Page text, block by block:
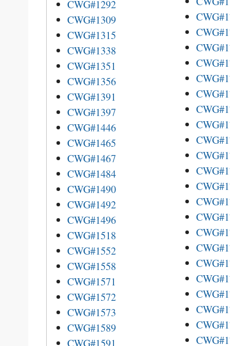
CWG#1292
CWG#1309
CWG#1315
CWG#1338
CWG#1351
CWG#1356
CWG#1391
CWG#1397
CWG#1446
CWG#1465
CWG#1467
CWG#1484
CWG#1490
CWG#1492
CWG#1496
CWG#1518
CWG#1552
CWG#1558
CWG#1571
CWG#1572
CWG#1573
CWG#1589